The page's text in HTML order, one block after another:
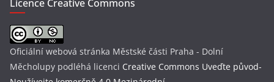
Licence Creative Commons
Oficiální webová stránka Městské části Praha - Dolní
Měcholupy podléhá licenci Creative Commons Uveďte původ-